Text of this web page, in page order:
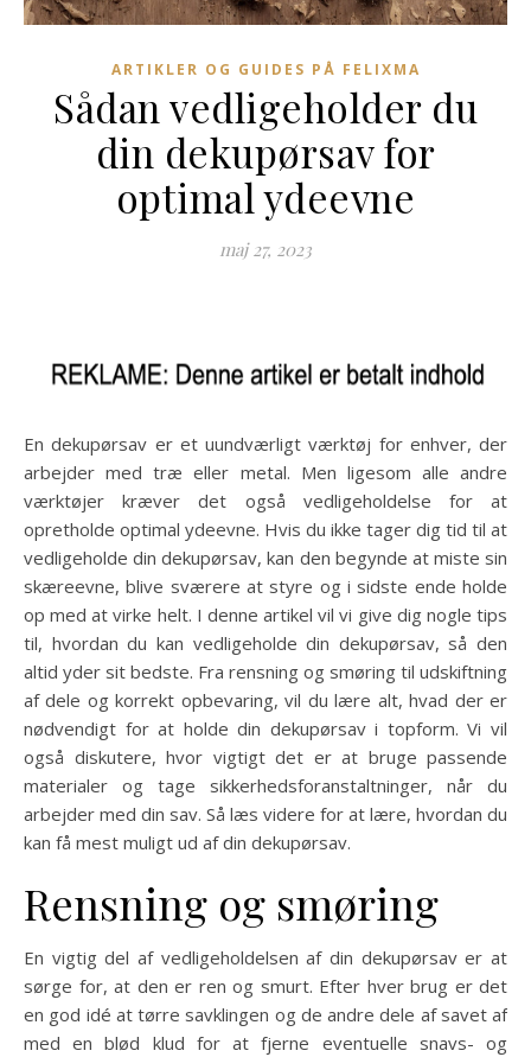
ARTIKLER OG GUIDES PÅ FELIXMA
Sådan vedligeholder du
din dekupørsav for
optimal ydeevne
maj 27, 2023
En dekupørsav er et uundværligt værktøj for enhver, der
arbejder med træ eller metal. Men ligesom alle andre
værktøjer kræver det også vedligeholdelse for at
opretholde optimal ydeevne. Hvis du ikke tager dig tid til at
vedligeholde din dekupørsav, kan den begynde at miste sin
skæreevne, blive sværere at styre og i sidste ende holde
op med at virke helt. I denne artikel vil vi give dig nogle tips
til, hvordan du kan vedligeholde din dekupørsav, så den
altid yder sit bedste. Fra rensning og smøring til udskiftning
af dele og korrekt opbevaring, vil du lære alt, hvad der er
nødvendigt for at holde din dekupørsav i topform. Vi vil
også diskutere, hvor vigtigt det er at bruge passende
materialer og tage sikkerhedsforanstaltninger, når du
arbejder med din sav. Så læs videre for at lære, hvordan du
kan få mest muligt ud af din dekupørsav.
Rensning og smøring
En vigtig del af vedligeholdelsen af din dekupørsav er at
sørge for, at den er ren og smurt. Efter hver brug er det
en god idé at tørre savklingen og de andre dele af savet af
med en blød klud for at fjerne eventuelle snavs- og